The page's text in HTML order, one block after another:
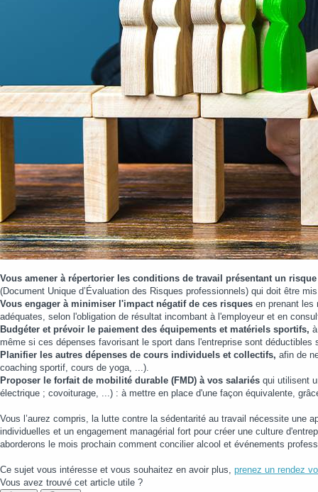
Vous amener à répertorier les conditions de travail présentant un
(Document Unique d’Évaluation des Risques professionnels) qui doit être
Vous engager à minimiser l'impact négatif de ces risques en prenant les
adéquates, selon l'obligation de résultat incombant à l'employeur et en
Budgéter et prévoir le paiement des équipements et matériels sportifs,
même si ces dépenses favorisant le sport dans l'entreprise sont déductibles
Planifier les autres dépenses de cours individuels et collectifs, afin de
coaching sportif, cours de yoga, ...).
Proposer le forfait de mobilité durable (FMD) à vos salariés qui utilisent
électrique ; covoiturage, ...) : à mettre en place d'une façon équivalente,
Vous l’aurez compris, la lutte contre la sédentarité au travail nécessite une
individuelles et un engagement managérial fort pour créer une culture
aborderons le mois prochain comment concilier alcool et événements
Ce sujet vous intéresse et vous souhaitez en avoir plus, prenez un rendez
Vous avez trouvé cet article utile ?